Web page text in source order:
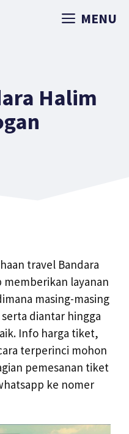
MENU
Halim
travel Bandara
memberikan layanan
masing-masing
diantar hingga
Info harga tiket,
terperinci mohon
pemesanan tiket
ke nomer